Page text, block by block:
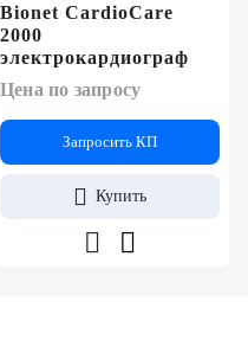
Bionet CardioCare
2000
электрокардиограф
Цена по запросу
Запросить КП
Купить